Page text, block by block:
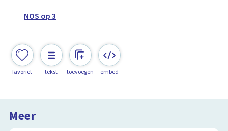
NOS op 3
favoriet tekst toevoegen embed
Meer